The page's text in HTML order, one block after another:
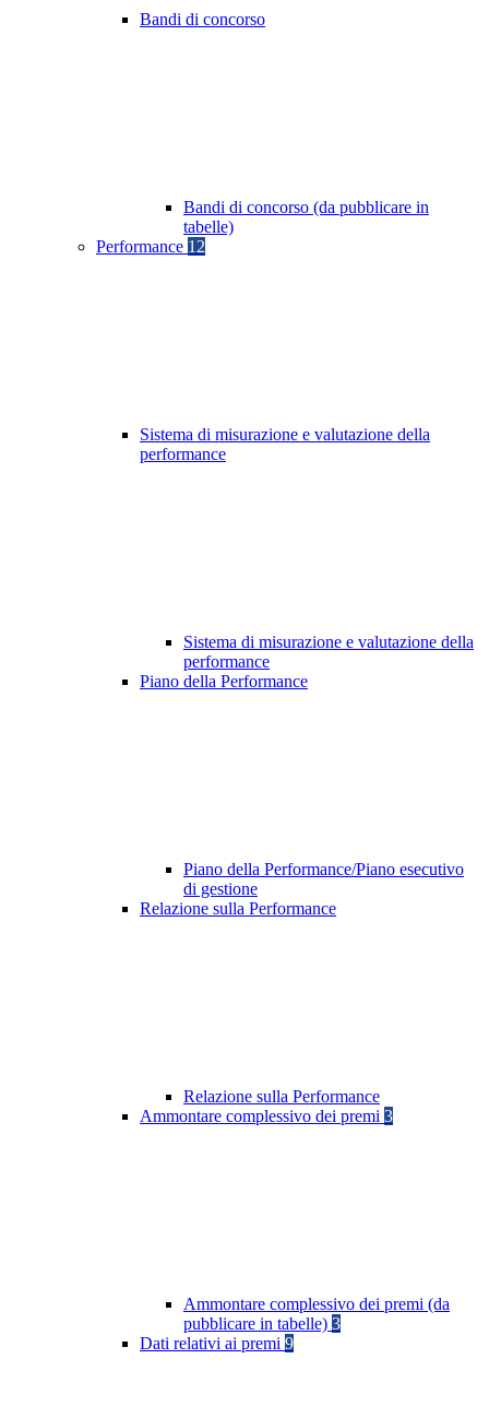
Bandi di concorso
Bandi di concorso (da pubblicare in
tabelle)
Performance 12
Sistema di misurazione e valutazione della
performance
Sistema di misurazione e valutazione della
performance
Piano della Performance
Piano della Performance/Piano esecutivo
di gestione
Relazione sulla Performance
Relazione sulla Performance
Ammontare complessivo dei premi 3
Ammontare complessivo dei premi (da
pubblicare in tabelle) 3
Dati relativi ai premi 9